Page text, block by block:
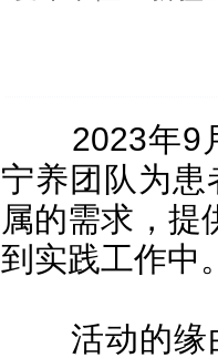
2023年9月
宁养团队为
属的需求，提
到实践工作中
活动的缘由